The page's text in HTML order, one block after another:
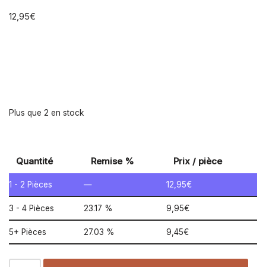
12,95€
Plus que 2 en stock
Quantité Remise % Prix / pièce
1 - 2 Pièces — 12,95€
3 - 4 Pièces 23.17 % 9,95€
5+ Pièces 27.03 % 9,45€